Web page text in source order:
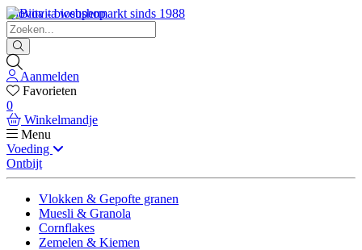
Biovita - biosupermarkt sinds 1988
Aanmelden
Favorieten
0
Winkelmandje
Menu
Voeding
Ontbijt
Vlokken & Gepofte granen
Muesli & Granola
Cornflakes
Zemelen & Kiemen